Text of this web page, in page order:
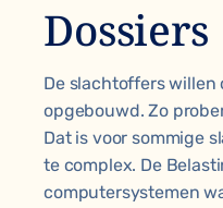
Dossiers
De slachtoffers willen
opgebouwd. Zo
Dat is voor sommige
te complex. De
computersystemen